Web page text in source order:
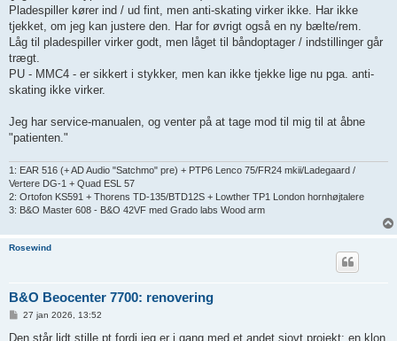
Pladespiller kører ind / ud fint, men anti-skating virker ikke. Har ikke
tjekket, om jeg kan justere den. Har for øvrigt også en ny bælte/rem.
Låg til pladespiller virker godt, men låget til båndoptager / indstillinger går
trægt.
PU - MMC4 - er sikkert i stykker, men kan ikke tjekke lige nu pga. anti-
skating ikke virker.
Jeg har service-manualen, og venter på at tage mod til mig til at åbne
"patienten."
1: EAR 516 (+ AD Audio "Satchmo" pre) + PTP6 Lenco 75/FR24 mkii/Ladegaard /
Vertere DG-1 + Quad ESL 57
2: Ortofon KS591 + Thorens TD-135/BTD12S + Lowther TP1 London hornhøjtalere
3: B&O Master 608 - B&O 42VF med Grado labs Wood arm
Rosewind
B&O Beocenter 7700: renovering
d
27 jan 2026, 13:52
Den står lidt stille pt fordi jeg er i gang med et andet sjovt projekt: en klon